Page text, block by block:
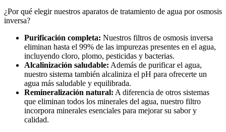
¿Por qué elegir nuestros aparatos de tratamiento de agua por osmosis
inversa?
Purificación completa: Nuestros filtros de osmosis inversa
eliminan hasta el 99% de las impurezas presentes en el agua,
incluyendo cloro, plomo, pesticidas y bacterias.
Alcalinización saludable: Además de purificar el agua,
nuestro sistema también alcaliniza el pH para ofrecerte un
agua más saludable y equilibrada.
Remineralización natural: A diferencia de otros sistemas
que eliminan todos los minerales del agua, nuestro filtro
incorpora minerales esenciales para mejorar su sabor y
calidad.